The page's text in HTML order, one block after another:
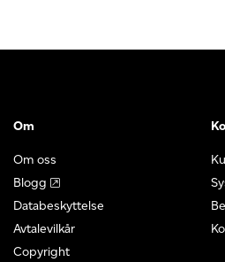
Om
Om oss
Blogg
Databeskyttelse
Avtalevilkår
Copyright